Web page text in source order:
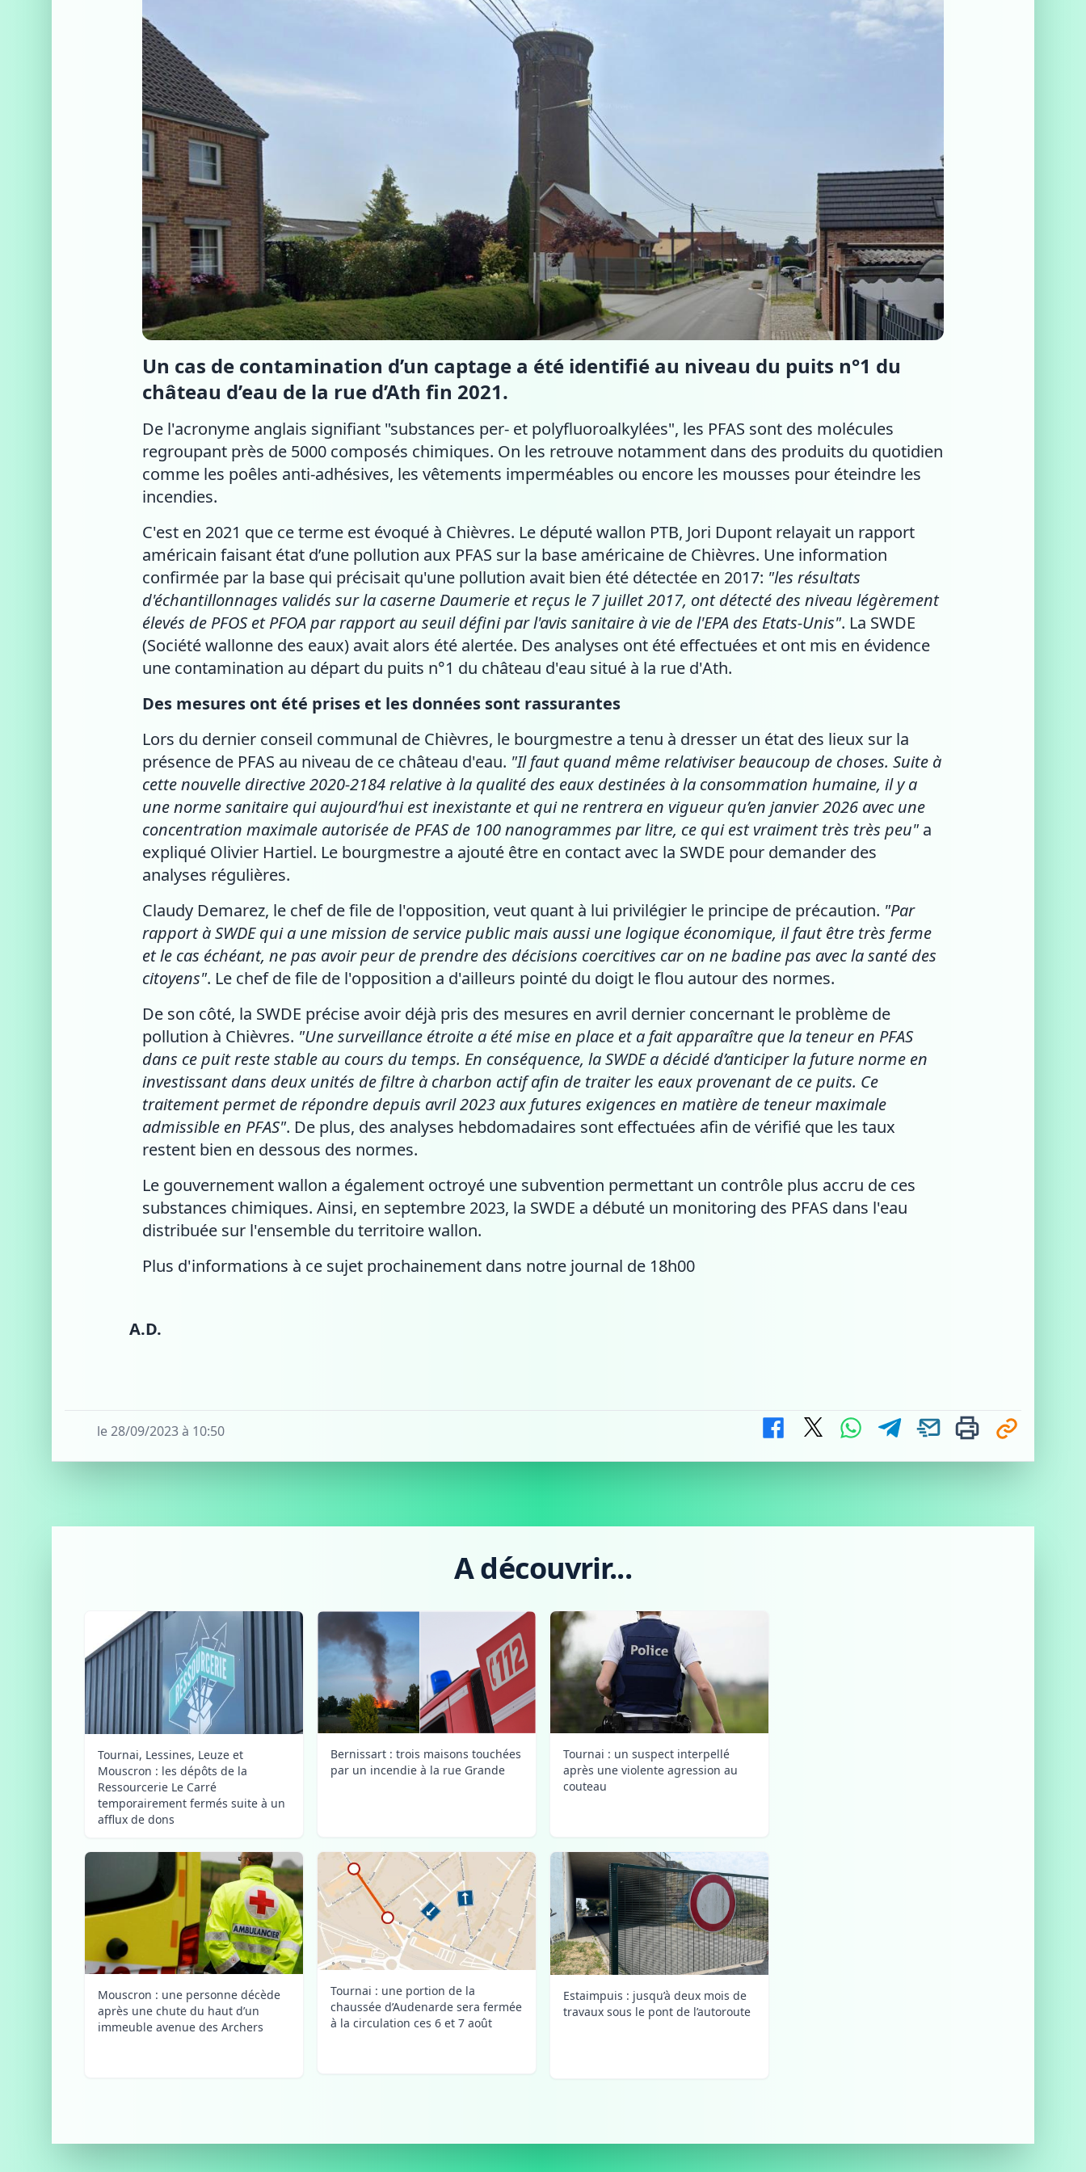
Un cas de contamination d’un captage a été identifié au niveau du puits n°1 du
château d’eau de la rue d’Ath fin 2021.
De l'acronyme anglais signifiant "substances per- et polyfluoroalkylées", les PFAS sont des molécules
regroupant près de 5000 composés chimiques. On les retrouve notamment dans des produits du quotidien
comme les poêles anti-adhésives, les vêtements imperméables ou encore les mousses pour éteindre les
incendies.
C'est en 2021 que ce terme est évoqué à Chièvres. Le député wallon PTB, Jori Dupont relayait un rapport
américain faisant état d’une pollution aux PFAS sur la base américaine de Chièvres. Une information
confirmée par la base qui précisait qu'une pollution avait bien été détectée en 2017: "les résultats
d'échantillonnages validés sur la caserne Daumerie et reçus le 7 juillet 2017, ont détecté des niveau légèrement
élevés de PFOS et PFOA par rapport au seuil défini par l'avis sanitaire à vie de l'EPA des Etats-Unis". La SWDE
(Société wallonne des eaux) avait alors été alertée. Des analyses ont été effectuées et ont mis en évidence
une contamination au départ du puits n°1 du château d'eau situé à la rue d'Ath.
Des mesures ont été prises et les données sont rassurantes
Lors du dernier conseil communal de Chièvres, le bourgmestre a tenu à dresser un état des lieux sur la
présence de PFAS au niveau de ce château d'eau. "Il faut quand même relativiser beaucoup de choses. Suite à
cette nouvelle directive 2020-2184 relative à la qualité des eaux destinées à la consommation humaine, il y a
une norme sanitaire qui aujourd’hui est inexistante et qui ne rentrera en vigueur qu’en janvier 2026 avec une
concentration maximale autorisée de PFAS de 100 nanogrammes par litre, ce qui est vraiment très très peu" a
expliqué Olivier Hartiel. Le bourgmestre a ajouté être en contact avec la SWDE pour demander des
analyses régulières.
Claudy Demarez, le chef de file de l'opposition, veut quant à lui privilégier le principe de précaution. "Par
rapport à SWDE qui a une mission de service public mais aussi une logique économique, il faut être très ferme
et le cas échéant, ne pas avoir peur de prendre des décisions coercitives car on ne badine pas avec la santé des
citoyens". Le chef de file de l'opposition a d'ailleurs pointé du doigt le flou autour des normes.
De son côté, la SWDE précise avoir déjà pris des mesures en avril dernier concernant le problème de
pollution à Chièvres. "Une surveillance étroite a été mise en place et a fait apparaître que la teneur en PFAS
dans ce puit reste stable au cours du temps. En conséquence, la SWDE a décidé d’anticiper la future norme en
investissant dans deux unités de filtre à charbon actif afin de traiter les eaux provenant de ce puits. Ce
traitement permet de répondre depuis avril 2023 aux futures exigences en matière de teneur maximale
admissible en PFAS". De plus, des analyses hebdomadaires sont effectuées afin de vérifié que les taux
restent bien en dessous des normes.
Le gouvernement wallon a également octroyé une subvention permettant un contrôle plus accru de ces
substances chimiques. Ainsi, en septembre 2023, la SWDE a débuté un monitoring des PFAS dans l'eau
distribuée sur l'ensemble du territoire wallon.
Plus d'informations à ce sujet prochainement dans notre journal de 18h00
A.D.
le 28/09/2023 à 10:50
A découvrir...
Tournai, Lessines, Leuze et
Mouscron : les dépôts de la
Ressourcerie Le Carré
temporairement fermés suite à un
afflux de dons
Bernissart : trois maisons touchées
par un incendie à la rue Grande
Tournai : un suspect interpellé
après une violente agression au
couteau
Mouscron : une personne décède
après une chute du haut d’un
immeuble avenue des Archers
Tournai : une portion de la
chaussée d’Audenarde sera fermée
à la circulation ces 6 et 7 août
Estaimpuis : jusqu’à deux mois de
travaux sous le pont de l’autoroute